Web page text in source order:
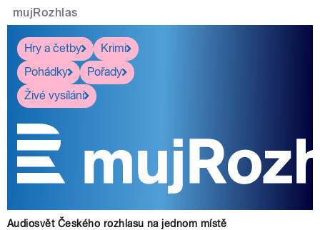
mujRozhlas
Hry a četby
Krimi
Pohádky
Pořady
Živé vysílání
Audiosvět Českého rozhlasu na jednom místě